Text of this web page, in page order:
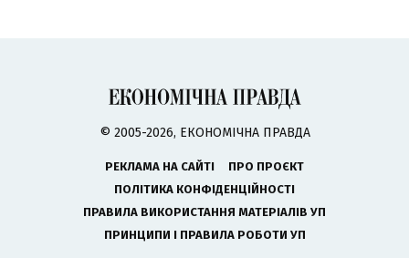
© 2005-2026, ЕКОНОМІЧНА ПРАВДА
РЕКЛАМА НА САЙТІ
ПРО ПРОЄКТ
ПОЛІТИКА КОНФІДЕНЦІЙНОСТІ
ПРАВИЛА ВИКОРИСТАННЯ МАТЕРІАЛІВ УП
ПРИНЦИПИ І ПРАВИЛА РОБОТИ УП